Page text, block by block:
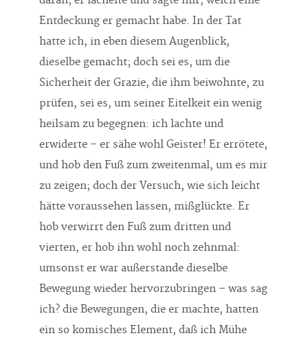
Entdeckung er gemacht habe. In der Tat
hatte ich, in eben diesem Augenblick,
dieselbe gemacht; doch sei es, um die
Sicherheit der Grazie, die ihm beiwohnte, zu
prüfen, sei es, um seiner Eitelkeit ein wenig
heilsam zu begegnen: ich lachte und
erwiderte – er sähe wohl Geister! Er errötete,
und hob den Fuß zum zweitenmal, um es mir
zu zeigen; doch der Versuch, wie sich leicht
hätte voraussehen lassen, mißglückte. Er
hob verwirrt den Fuß zum dritten und
vierten, er hob ihn wohl noch zehnmal:
umsonst er war außerstande dieselbe
Bewegung wieder hervorzubringen – was sag
ich? die Bewegungen, die er machte, hatten
ein so komisches Element, daß ich Mühe